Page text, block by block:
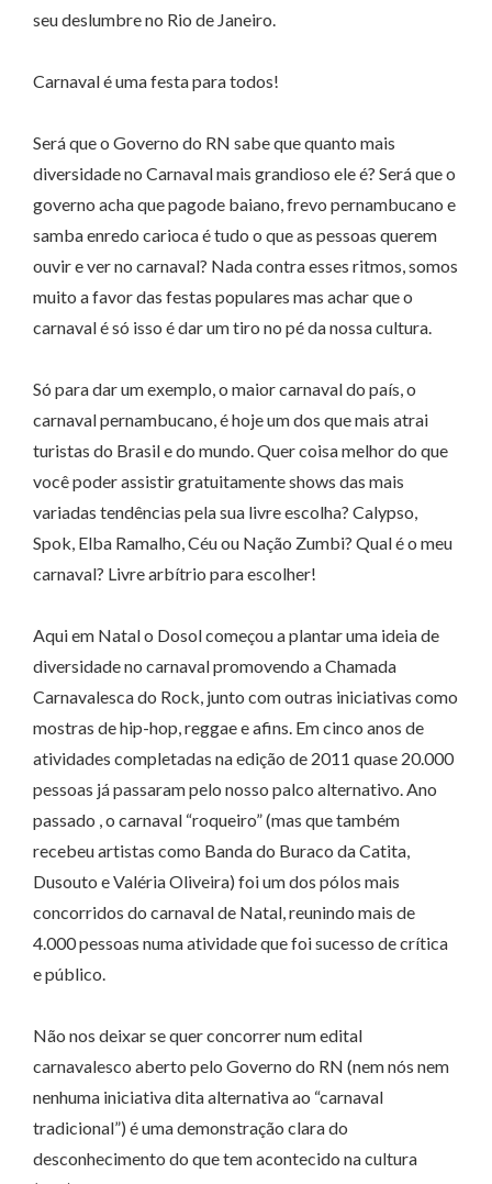
seu deslumbre no Rio de Janeiro.
Carnaval é uma festa para todos!
Será que o Governo do RN sabe que quanto mais
diversidade no Carnaval mais grandioso ele é? Será que o
governo acha que pagode baiano, frevo pernambucano e
samba enredo carioca é tudo o que as pessoas querem
ouvir e ver no carnaval? Nada contra esses ritmos, somos
muito a favor das festas populares mas achar que o
carnaval é só isso é dar um tiro no pé da nossa cultura.
Só para dar um exemplo, o maior carnaval do país, o
carnaval pernambucano, é hoje um dos que mais atrai
turistas do Brasil e do mundo. Quer coisa melhor do que
você poder assistir gratuitamente shows das mais
variadas tendências pela sua livre escolha? Calypso,
Spok, Elba Ramalho, Céu ou Nação Zumbi? Qual é o meu
carnaval? Livre arbítrio para escolher!
Aqui em Natal o Dosol começou a plantar uma ideia de
diversidade no carnaval promovendo a Chamada
Carnavalesca do Rock, junto com outras iniciativas como
mostras de hip-hop, reggae e afins. Em cinco anos de
atividades completadas na edição de 2011 quase 20.000
pessoas já passaram pelo nosso palco alternativo. Ano
passado , o carnaval “roqueiro” (mas que também
recebeu artistas como Banda do Buraco da Catita,
Dusouto e Valéria Oliveira) foi um dos pólos mais
concorridos do carnaval de Natal, reunindo mais de
4.000 pessoas numa atividade que foi sucesso de crítica
e público.
Não nos deixar se quer concorrer num edital
carnavalesco aberto pelo Governo do RN (nem nós nem
nenhuma iniciativa dita alternativa ao “carnaval
tradicional”) é uma demonstração clara do
desconhecimento do que tem acontecido na cultura